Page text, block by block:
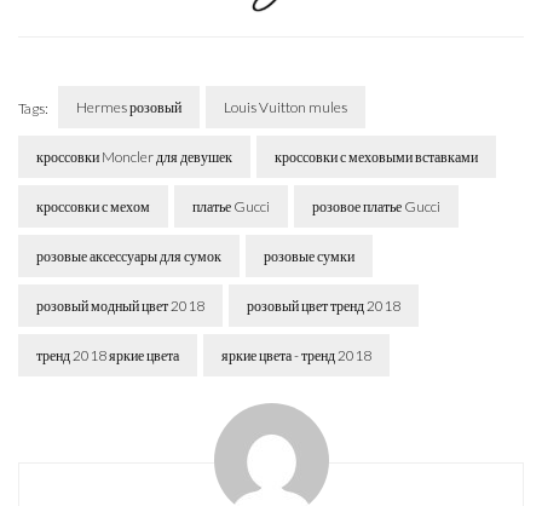
Tags: Hermes розовый Louis Vuitton mules
кроссовки Moncler для девушек кроссовки с меховыми вставками
кроссовки с мехом платье Gucci розовое платье Gucci
розовые аксессуары для сумок розовые сумки
розовый модный цвет 2018 розовый цвет тренд 2018
тренд 2018 яркие цвета яркие цвета - тренд 2018